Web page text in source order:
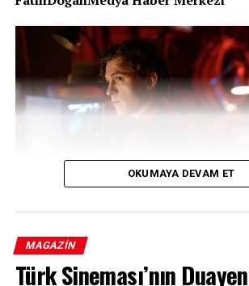
Marvel Sinematik Evreni’nin merakla
OKUMAYA DEVAM ET
MAGAZIN
Türk Sineması’nın